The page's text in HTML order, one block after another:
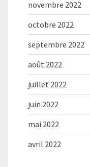
novembre 2022
octobre 2022
septembre 2022
août 2022
juillet 2022
juin 2022
mai 2022
avril 2022